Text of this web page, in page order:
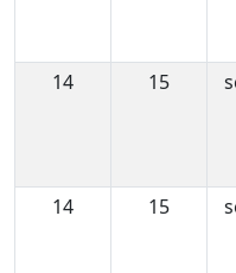
14
15
14
15